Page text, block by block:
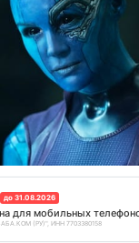
до 31.08.2026
для мобильных
(РУ)", ИНН 7703380158